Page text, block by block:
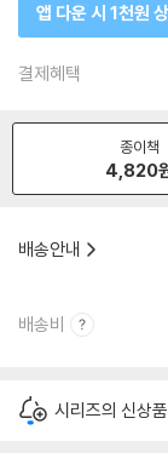
앱 다운 시 1천원
결제혜택
종이책
4,820
배송안내
배송비
시리즈의 신상